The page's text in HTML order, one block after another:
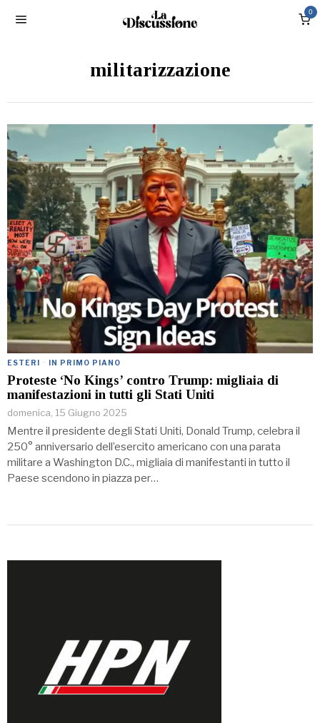
0
militarizzazione
ESTERI · IN PRIMO PIANO
Proteste ‘No Kings’ contro Trump: migliaia di
manifestazioni in tutti gli Stati Uniti
domenica, 15 Giugno 2025
Mentre il presidente degli Stati Uniti, Donald Trump, celebra il
250° anniversario dell’esercito americano con una parata
militare a Washington D.C., migliaia di manifestanti in tutto il
Paese scendono in piazza per…